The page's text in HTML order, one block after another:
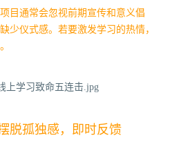
目通常会忽视前期宣传和意义倡
少仪式感。若要激发学习的热情，
脱孤独感，即时反馈